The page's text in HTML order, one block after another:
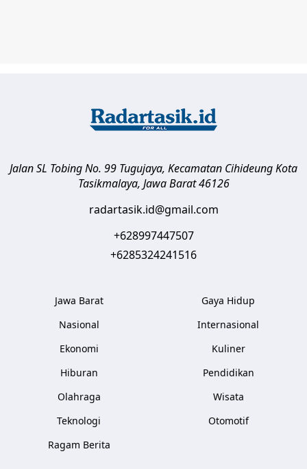
Jalan SL Tobing No. 99 Tugujaya, Kecamatan CihideungKota
Tasikmalaya, Jawa Barat 46126
radartasik.id@gmail.com
+628997447507
+6285324241516
Jawa Barat
Nasional
Ekonomi
Hiburan
Olahraga
Teknologi
Ragam Berita
Gaya Hidup
Internasional
Kuliner
Pendidikan
Wisata
Otomotif